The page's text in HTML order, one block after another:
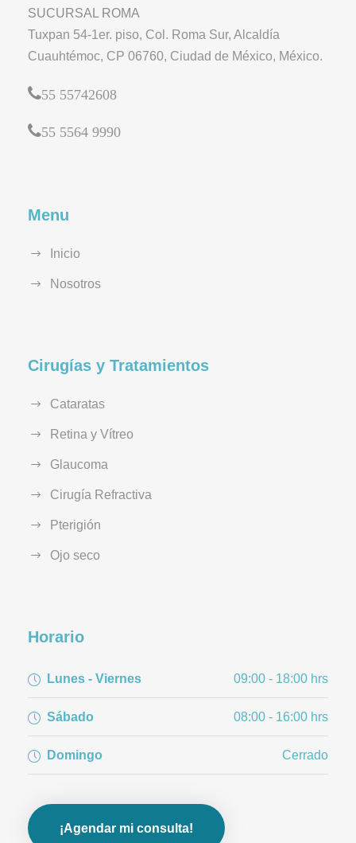
SUCURSAL ROMA
Tuxpan 54-1er. piso, Col. Roma Sur, Alcaldía
Cuauhtémoc, CP 06760, Ciudad de México, México.
55 55742608
55 5564 9990
Menu
Inicio
Nosotros
Cirugías y Tratamientos
Cataratas
Retina y Vítreo
Glaucoma
Cirugía Refractiva
Pterigión
Ojo seco
Horario
Lunes - Viernes 09:00 - 18:00 hrs
Sábado 08:00 - 16:00 hrs
Domingo Cerrado
¡Agendar mi consulta!